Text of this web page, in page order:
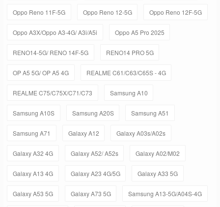
Oppo Reno 11F-5G Oppo Reno 12-5G Oppo Reno 12F-5G
Oppo A3X/Oppo A3-4G/ A3i/A5i Oppo A5 Pro 2025
RENO14-5G/ RENO 14F-5G RENO14 PRO 5G
OP A5 5G/ OP A5 4G REALME C61/C63/C65S - 4G
REALME C75/C75X/C71/C73 Samsung A10
Samsung A10S Samsung A20S Samsung A51
Samsung A71 Galaxy A12 Galaxy A03s/A02s
Galaxy A32 4G Galaxy A52/ A52s Galaxy A02/M02
Galaxy A13 4G Galaxy A23 4G/5G Galaxy A33 5G
Galaxy A53 5G Galaxy A73 5G Samsung A13-5G/A04S-4G